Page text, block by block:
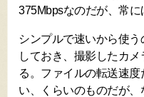
375Mbpsなのだが、常に
シンプルで速いから使
しておき、撮影したカ
る。ファイルの転送速
い、くらいのものだが